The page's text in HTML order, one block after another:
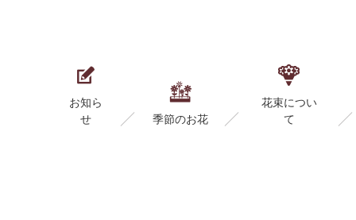
お知ら
せ
季節のお花
花束につい
て